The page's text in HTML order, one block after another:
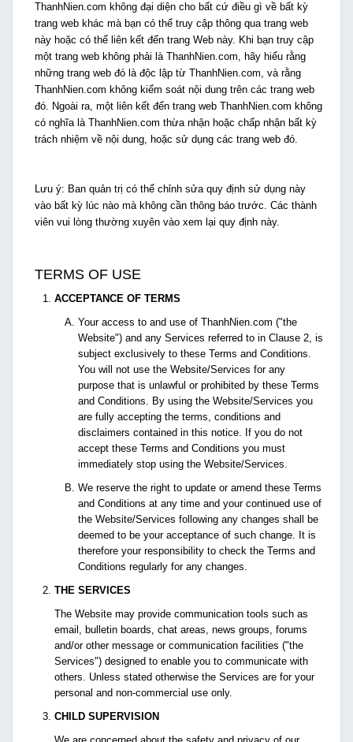
ThanhNien.com không đại diện cho bất cứ điều gì về bất kỳ
trang web khác mà bạn có thể truy cập thông qua trang web
này hoặc có thể liên kết đến trang Web này. Khi bạn truy cập
một trang web không phải là ThanhNien.com, hãy hiểu rằng
những trang web đó là độc lập từ ThanhNien.com, và rằng
ThanhNien.com không kiểm soát nội dung trên các trang web
đó. Ngoài ra, một liên kết đến trang web ThanhNien.com không
có nghĩa là ThanhNien.com thừa nhận hoặc chấp nhận bất kỳ
trách nhiệm về nội dung, hoặc sử dụng các trang web đó.
Lưu ý: Ban quản trị có thể chỉnh sửa quy định sử dụng này
vào bất kỳ lúc nào mà không cần thông báo trước. Các thành
viên vui lòng thường xuyên vào xem lại quy định này.
TERMS OF USE
ACCEPTANCE OF TERMS
Your access to and use of ThanhNien.com ("the
Website") and any Services referred to in Clause 2, is
subject exclusively to these Terms and Conditions.
You will not use the Website/Services for any
purpose that is unlawful or prohibited by these Terms
and Conditions. By using the Website/Services you
are fully accepting the terms, conditions and
disclaimers contained in this notice. If you do not
accept these Terms and Conditions you must
immediately stop using the Website/Services.
We reserve the right to update or amend these Terms
and Conditions at any time and your continued use of
the Website/Services following any changes shall be
deemed to be your acceptance of such change. It is
therefore your responsibility to check the Terms and
Conditions regularly for any changes.
THE SERVICES
The Website may provide communication tools such as
email, bulletin boards, chat areas, news groups, forums
and/or other message or communication facilities ("the
Services") designed to enable you to communicate with
others. Unless stated otherwise the Services are for your
personal and non-commercial use only.
CHILD SUPERVISION